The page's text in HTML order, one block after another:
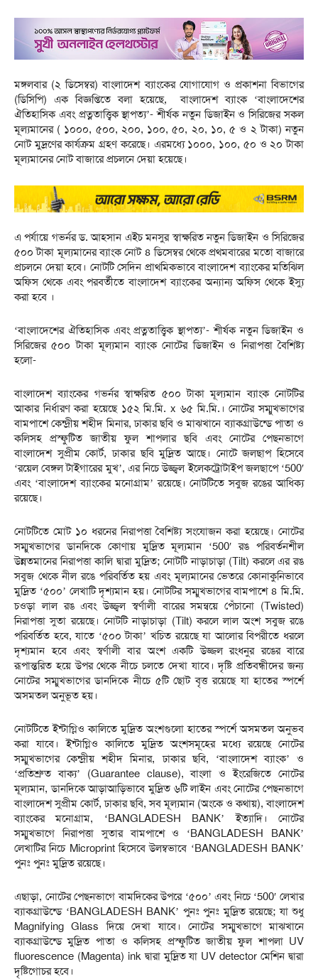
মঙ্গলবার (২ ডিসেম্বর) বাংলাদেশ ব্যাংকের যোগাযোগ ও প্রকাশনা বিভাগের
(ডিসিপি) এক বিজ্ঞপ্তিতে বলা হয়েছে, বাংলাদেশ ব্যাংক ‘বাংলাদেশের
ঐতিহাসিক এবং প্রত্নতাত্ত্বিক স্থাপত্য’- শীর্ষক নতুন ডিজাইন ও সিরিজের সকল
মূল্যমানের ( ১০০০, ৫০০, ২০০, ১০০, ৫০, ২০, ১০, ৫ ও ২ টাকা) নতুন
নোট মুদ্রণের কার্যক্রম গ্রহণ করেছে। এরমধ্যে ১০০০, ১০০, ৫০ ও ২০ টাকা
মূল্যমানের নোট বাজারে প্রচলনে দেয়া হয়েছে।
এ পর্যায়ে গভর্নর ড. আহসান এইচ মনসুর স্বাক্ষরিত নতুন ডিজাইন ও সিরিজের
৫০০ টাকা মূল্যমানের ব্যাংক নোট ৪ ডিসেম্বর থেকে প্রথমবারের মতো বাজারে
প্রচলনে দেয়া হবে। নোটটি সেদিন প্রাথমিকভাবে বাংলাদেশ ব্যাংকের মতিঝিল
অফিস থেকে এবং পরবর্তীতে বাংলাদেশ ব্যাংকের অন্যান্য অফিস থেকে ইস্যু
করা হবে ।
‘বাংলাদেশের ঐতিহাসিক এবং প্রত্নতাত্ত্বিক স্থাপত্য’- শীর্ষক নতুন ডিজাইন ও
সিরিজের ৫০০ টাকা মূল্যমান ব্যাংক নোটের ডিজাইন ও নিরাপত্তা বৈশিষ্ট্য
হলো-
বাংলাদেশ ব্যাংকের গভর্নর স্বাক্ষরিত ৫০০ টাকা মূল্যমান ব্যাংক নোটটির
আকার নির্ধারণ করা হয়েছে ১৫২ মি.মি. x ৬৫ মি.মি.। নোটের সম্মুখভাগের
বামপাশে কেন্দ্রীয় শহীদ মিনার, ঢাকার ছবি ও মাঝখানে ব্যাকগ্রাউন্ডে পাতা ও
কলিসহ প্রস্ফুটিত জাতীয় ফুল শাপলার ছবি এবং নোটের পেছনভাগে
বাংলাদেশ সুপ্রীম কোর্ট, ঢাকার ছবি মুদ্রিত আছে। নোটে জলছাপ হিসেবে
‘রয়েল বেঙ্গল টাইগারের মুখ’, এর নিচে উজ্জ্বল ইলেকট্রোটাইপ জলছাপে ‘500′
এবং ‘বাংলাদেশ ব্যাংকের মনোগ্রাম’ রয়েছে। নোটটিতে সবুজ রঙের আধিক্য
রয়েছে।
নোটটিতে মোট ১০ ধরনের নিরাপত্তা বৈশিষ্ট্য সংযোজন করা হয়েছে। নোটের
সম্মুখভাগের ডানদিকে কোণায় মুদ্রিত মূল্যমান ‘500′ রঙ পরিবর্তনশীল
উন্নতমানের নিরাপত্তা কালি দ্বারা মুদ্রিত; নোটটি নাড়াচাড়া (Tilt) করলে এর রঙ
সবুজ থেকে নীল রঙে পরিবর্তিত হয় এবং মূল্যমানের ভেতরে কোনাকুনিভাবে
মুদ্রিত ‘৫০০’ লেখাটি দৃশ্যমান হয়। নোটটির সম্মুখভাগের বামপাশে ৪ মি.মি.
চওড়া লাল রঙ এবং উজ্জ্বল স্বর্ণালী বারের সমন্বয়ে পেঁচানো (Twisted)
নিরাপত্তা সুতা রয়েছে। নোটটি নাড়াচাড়া (Tilt) করলে লাল অংশ সবুজ রঙে
পরিবর্তিত হবে, যাতে ‘৫০০ টাকা’ খচিত রয়েছে যা আলোর বিপরীতে ধরলে
দৃশ্যমান হবে এবং স্বর্ণালী বার অংশ একটি উজ্জল রংধনুর রঙের বারে
রূপান্তরিত হয়ে উপর থেকে নীচে চলতে দেখা যাবে। দৃষ্টি প্রতিবন্ধীদের জন্য
নোটের সম্মুখভাগের ডানদিকে নীচে ৫টি ছোট বৃত্ত রয়েছে যা হাতের স্পর্শে
অসমতল অনুভূত হয়।
নোটটিতে ইন্টাগ্লিও কালিতে মুদ্রিত অংশগুলো হাতের স্পর্শে অসমতল অনুভব
করা যাবে। ইন্টাগ্লিও কালিতে মুদ্রিত অংশসমূহের মধ্যে রয়েছে নোটের
সম্মুখভাগের কেন্দ্রীয় শহীদ মিনার, ঢাকার ছবি, ‘বাংলাদেশ ব্যাংক’ ও
‘প্রতিশ্রুত বাক্য’ (Guarantee clause), বাংলা ও ইংরেজিতে নোটের
মূল্যমান, ডানদিকে আড়াআড়িভাবে মুদ্রিত ৬টি লাইন এবং নোটের পেছনভাগে
বাংলাদেশ সুপ্রীম কোর্ট, ঢাকার ছবি, সব মূল্যমান (অংকে ও কথায়), বাংলাদেশ
ব্যাংকের মনোগ্রাম, ‘BANGLADESH BANK’ ইত্যাদি। নোটের
সম্মুখভাগে নিরাপত্তা সুতার বামপাশে ও ‘BANGLADESH BANK’
লেখাটির নিচে Microprint হিসেবে উলম্বভাবে ‘BANGLADESH BANK’
পুনঃ পুনঃ মুদ্রিত রয়েছে।
এছাড়া, নোটের পেছনভাগে বামদিকের উপরে ‘৫০০’ এবং নিচে ‘500′ লেখার
ব্যাকগ্রাউন্ডে ‘BANGLADESH BANK’ পুনঃ পুনঃ মুদ্রিত রয়েছে; যা শুধু
Magnifying Glass দিয়ে দেখা যাবে। নোটের সম্মুখভাগে মাঝখানে
ব্যাকগ্রাউন্ডে মুদ্রিত পাতা ও কলিসহ প্রস্ফুটিত জাতীয় ফুল শাপলা UV
fluorescence (Magenta) ink দ্বারা মুদ্রিত যা UV detector মেশিন দ্বারা
দৃষ্টিগোচর হবে।